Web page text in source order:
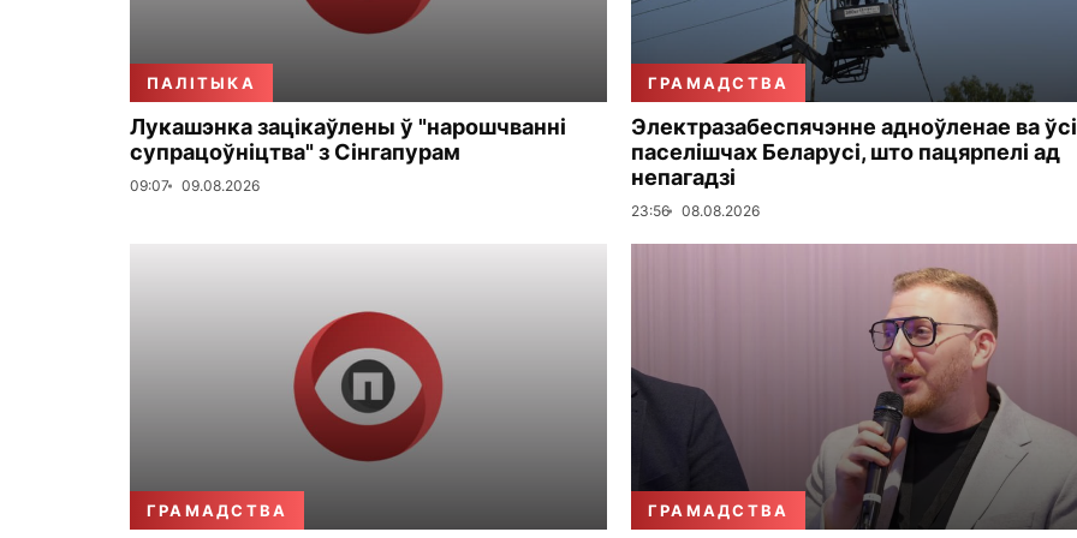
ПАЛІТЫКА
Лукашэнка зацікаўлены ў "нарошчванні
супрацоўніцтва" з Сінгапурам
09:07 09.08.2026
ГРАМАДСТВА
Электразабеспячэнне адноўленае ва
паселішчах Беларусі, што пацярпелі ад
непагадзі
23:56 08.08.2026
ГРАМАДСТВА ГРАМАДСТВА